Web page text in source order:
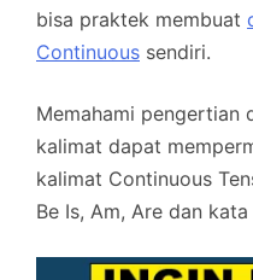
bisa praktek membuat
Continuous sendiri.
Memahami pengertian
kalimat dapat
kalimat Continuous
Be Is, Am, Are dan